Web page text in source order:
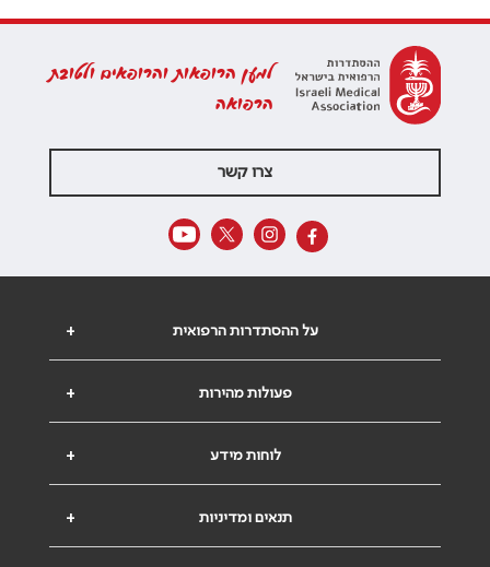
למען הרופאות והרופאים ולטובת
הרפואה
צרו קשר
+ על ההסתדרות הרפואית
+ פעולות מהירות
+ לוחות מידע
+ תנאים ומדיניות